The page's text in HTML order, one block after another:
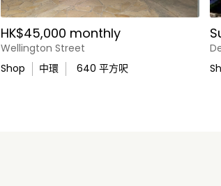
HK$45,000 monthly
Wellington Street
Shop
中環 640 平方呎